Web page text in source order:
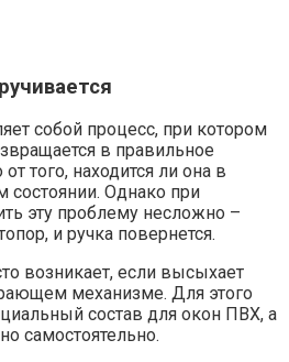
собой процесс, при котором
в правильное
того, находится ли она в
Однако при
эту проблему несложно –
и ручка повернется.
возникает, если высыхает
механизме. Для этого
состав для окон ПВХ, а
самостоятельно.